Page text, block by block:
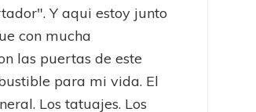
Y aqui estoy junto
con mucha
las puertas de este
para mi vida. El
Los tatuajes. Los